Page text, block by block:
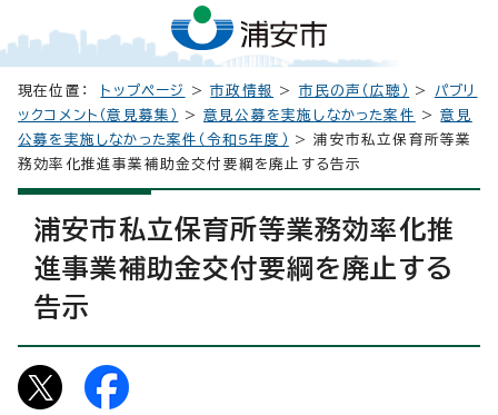
現在位置： トップページ >市政情報 > 市民の声（広聴） > パブリ
ックコメント（意見募集）
>意見公募を実施しなかった案件 >意見
公募を実施しなかった案件（令和5年度）
> 浦安市私立保育所等業
務効率化推進事業補助金交付要綱を廃止する告示
浦安市私立保育所等業務効率化推
進事業補助金交付要綱を廃止する
告示